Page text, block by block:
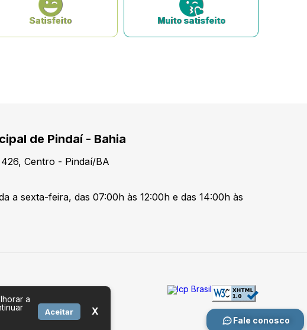
Fale conosco
Satisfeito Muito satisfeito
de Pindaí - Bahia
Centro - Pindaí/BA
a sexta-feira, das 07:00h às 12:00h e das 14:00h às
a
Aceitar X